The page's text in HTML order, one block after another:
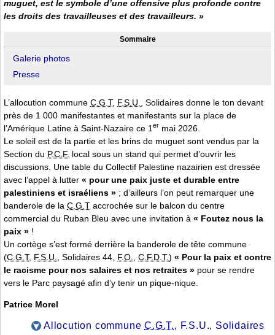
muguet, est le symbole d’une offensive plus profonde contre
les droits des travailleuses et des travailleurs. »
Sommaire
Galerie photos
Presse
L’allocution commune C.G.T, F.S.U.
, Solidaires donne le ton devant
près de 1 000 manifestantes et manifestants sur la place de
l’Amérique Latine à Saint-Nazaire ce 1 er mai 2026.
Le soleil est de la partie et les brins de muguet sont vendus par la
Section du P.C.F. local sous un stand qui permet d’ouvrir les
discussions. Une table du Collectif Palestine nazairien est dressée
avec l’appel à lutter « pour une paix juste et durable entre
palestiniens et israéliens » ; d’ailleurs l’on peut remarquer une
banderole de la C.G.T accrochée sur le balcon du centre
commercial du Ruban Bleu avec une invitation à « Foutez nous la
paix » !
Un cortège s’est formé derrière la banderole de tête commune
(C.G.T, F.S.U. , Solidaires 44, F.O. C.F.D.T.) « Pour la paix et contre
le racisme pour nos salaires et nos retraites » pour se rendre
vers le Parc paysagé afin d’y tenir un pique-nique.
Patrice Morel
Allocution communeC.G.T., F.S.U., Solidaires